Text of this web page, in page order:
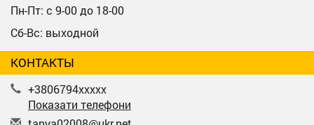
Пн-Пт: с 9-00 до 18-00
Сб-Вс: выходной
КОНТАКТЫ
+3806794xxxxx
Показати телефони